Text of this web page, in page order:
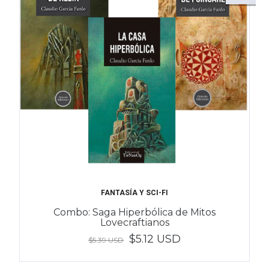
FANTASÍA Y SCI-FI
Combo: Saga Hiperbólica de Mitos
Lovecraftianos
$5.39 USD $5.12 USD